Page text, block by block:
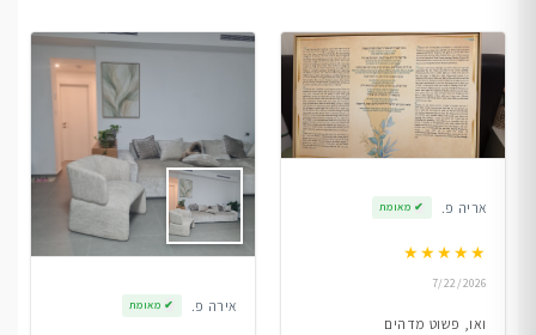
אריה פ. ✔ מאומת
★★★★★
7/22/2026
ואו, פשוט מדהים
אירה פ. ✔ מאומת